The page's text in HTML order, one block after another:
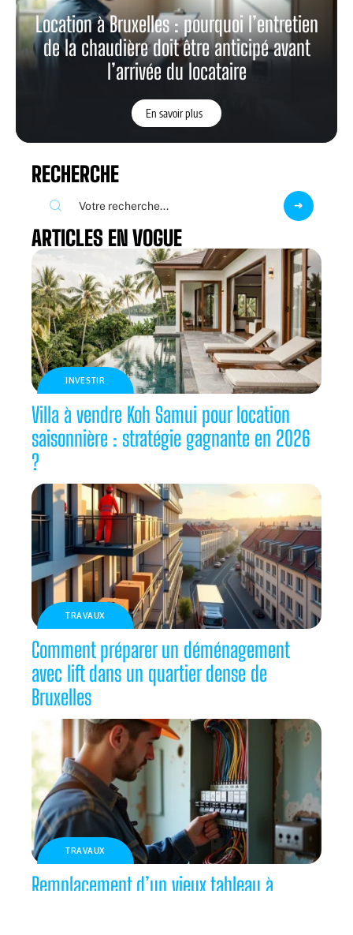
Location à Bruxelles : pourquoi l’entretien
de la chaudière doit être anticipé avant
l’arrivée du locataire
En savoir plus
RECHERCHE
ARTICLES EN VOGUE
INVESTIR
Villa à vendre Koh Samui pour location
saisonnière : stratégie gagnante en 2026
?
TRAVAUX
Comment préparer un déménagement
avec lift dans un quartier dense de
Bruxelles
TRAVAUX
Remplacement d’un vieux tableau à